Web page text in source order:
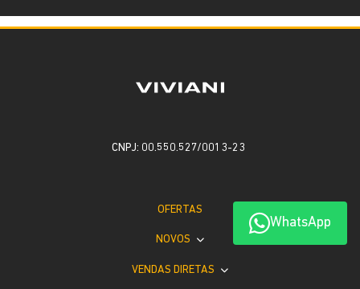
WhatsApp
CNPJ: 00.550.527/0013-23
OFERTAS
NOVOS
VENDAS DIRETAS